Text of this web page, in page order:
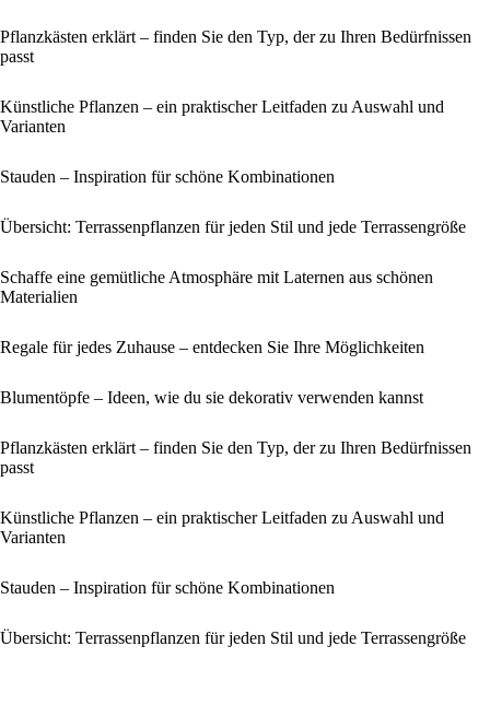
Pflanzkästen erklärt – finden Sie den Typ, der zu Ihren Bedürfnissen
passt
Künstliche Pflanzen – ein praktischer Leitfaden zu Auswahl und
Varianten
Stauden – Inspiration für schöne Kombinationen
Übersicht: Terrassenpflanzen für jeden Stil und jede Terrassengröße
Schaffe eine gemütliche Atmosphäre mit Laternen aus schönen
Materialien
Regale für jedes Zuhause – entdecken Sie Ihre Möglichkeiten
Blumentöpfe – Ideen, wie du sie dekorativ verwenden kannst
Pflanzkästen erklärt – finden Sie den Typ, der zu Ihren Bedürfnissen
passt
Künstliche Pflanzen – ein praktischer Leitfaden zu Auswahl und
Varianten
Stauden – Inspiration für schöne Kombinationen
Übersicht: Terrassenpflanzen für jeden Stil und jede Terrassengröße